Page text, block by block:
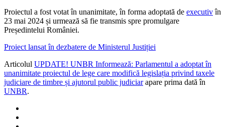
Proiectul a fost votat în unanimitate, în forma adoptată de executivîn
23 mai 2024 și urmează să fie transmis spre promulgare
Președintelui României.
Proiect lansat în dezbatere de Ministerul Justiției
Articolul UPDATE! UNBR Informează: Parlamentul a adoptat în
unanimitate proiectul de lege care modifică legislația privind taxele
judiciare de timbre și ajutorul public judiciarapare prima dată în
UNBR.